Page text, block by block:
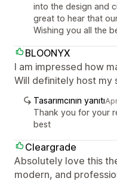
into the design and
great to hear that
Wishing you all the
BLOONYX
I am impressed how
Will definitely host my
Tasarımcının yanıtı
Thank you for your
best
Cleargrade
Absolutely love this
modern, and